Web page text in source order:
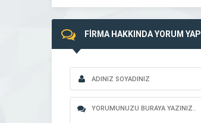
FİRMA HAKKINDA YORUM YAP